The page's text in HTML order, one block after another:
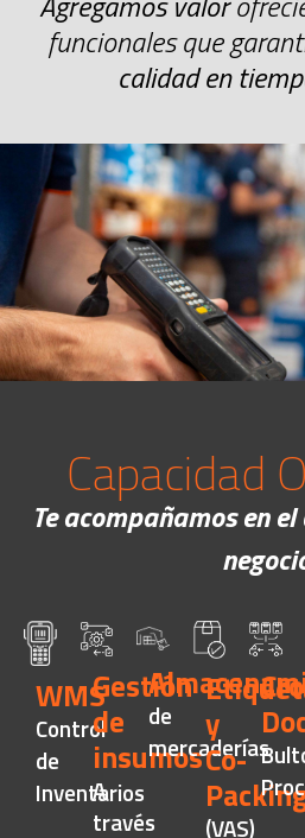
funcionales que
calidad en
Capacidad
Te acompañamos en
WMS
Control
de
Inventarios
Gestión
de
insumos
A
través
de
mercaderías
y
Co-
(VAS)